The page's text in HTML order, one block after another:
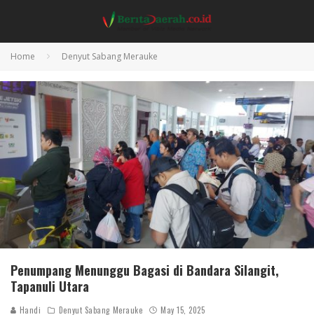
Home Denyut Sabang Merauke
Penumpang Menunggu Bagasi di Bandara Silangit,
Tapanuli Utara
Handi Denyut Sabang Merauke May 15, 2025